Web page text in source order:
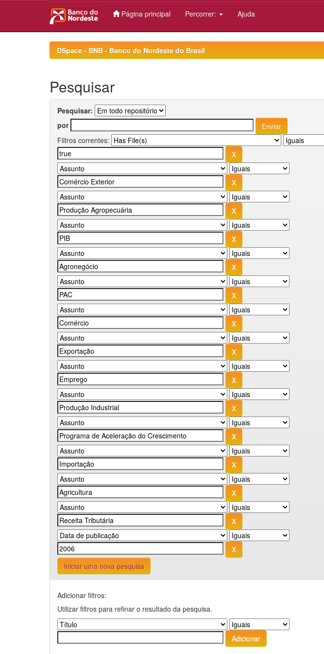
Página principal Percorrer: Ajuda
DSpace - BNB - Banco do Nordeste do Brasil
Pesquisar
Pesquisar:
por
Filtros correntes:
Iniciar uma nova pesquisa
Adicionar filtros:
Utilizar filtros para refinar o resultado da pesquisa.